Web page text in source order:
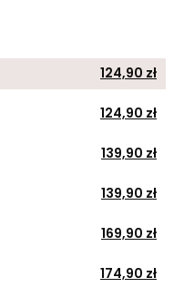
124,90 zł
124,90 zł
139,90 zł
139,90 zł
169,90 zł
174,90 zł